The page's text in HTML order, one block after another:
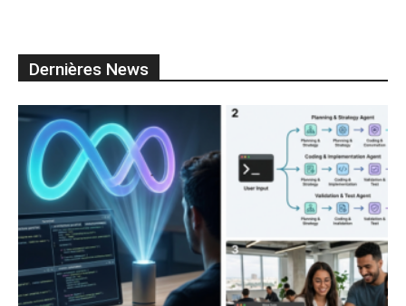
Dernières News